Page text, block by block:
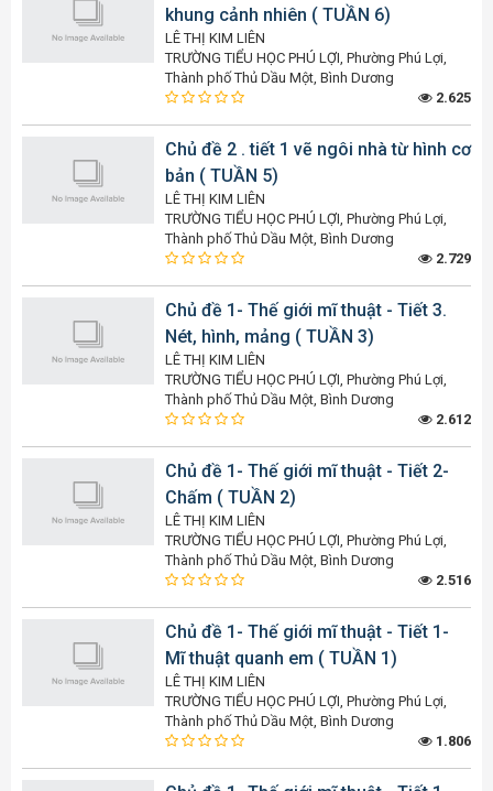
khung cảnh nhiên ( TUẦN 6)
LÊ THỊ KIM LIÊN
TRƯỜNG TIỂU HỌC PHÚ LỢI, Phường Phú Lợi,
Thành phố Thủ Dầu Một, Bình Dương
2.625
Chủ đề 2 . tiết 1 vẽ ngôi nhà từ hình cơ
bản ( TUẦN 5)
LÊ THỊ KIM LIÊN
TRƯỜNG TIỂU HỌC PHÚ LỢI, Phường Phú Lợi,
Thành phố Thủ Dầu Một, Bình Dương
2.729
Chủ đề 1- Thế giới mĩ thuật - Tiết 3.
Nét, hình, mảng ( TUẦN 3)
LÊ THỊ KIM LIÊN
TRƯỜNG TIỂU HỌC PHÚ LỢI, Phường Phú Lợi,
Thành phố Thủ Dầu Một, Bình Dương
2.612
Chủ đề 1- Thế giới mĩ thuật - Tiết 2-
Chấm ( TUẦN 2)
LÊ THỊ KIM LIÊN
TRƯỜNG TIỂU HỌC PHÚ LỢI, Phường Phú Lợi,
Thành phố Thủ Dầu Một, Bình Dương
2.516
Chủ đề 1- Thế giới mĩ thuật - Tiết 1-
Mĩ thuật quanh em ( TUẦN 1)
LÊ THỊ KIM LIÊN
TRƯỜNG TIỂU HỌC PHÚ LỢI, Phường Phú Lợi,
Thành phố Thủ Dầu Một, Bình Dương
1.806